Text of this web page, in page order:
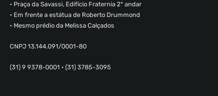
• Praça da Savassi, Edifício Fraternia 2º andar
• Em frente a estátua de Roberto Drummond
• Mesmo prédio da Melissa Calçados
CNPJ 13.144.091/0001-80
(31) 9 9378-0001 • (31) 3785-3095